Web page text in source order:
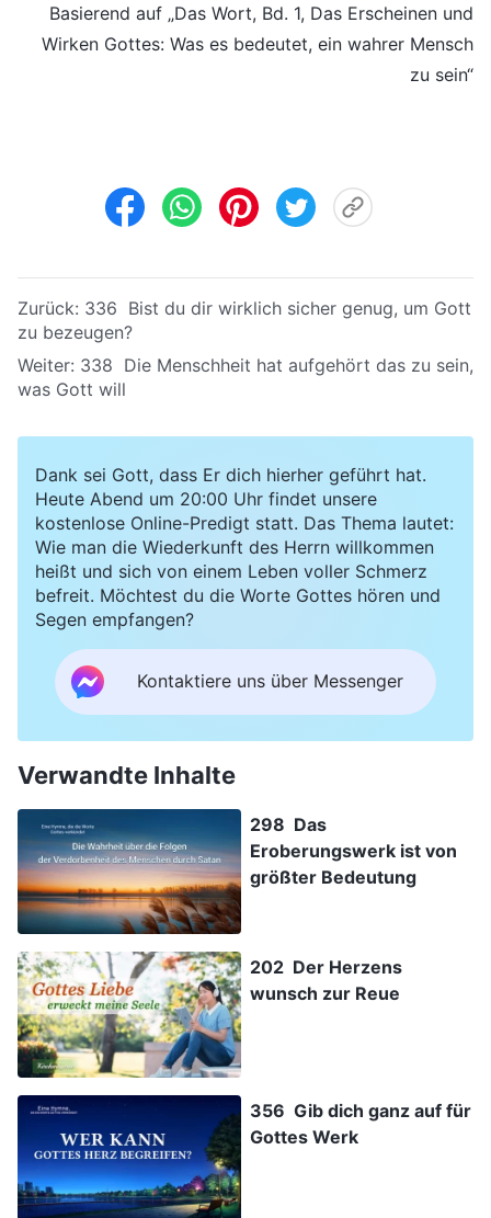
Basierend auf „Das Wort, Bd. 1, Das Erscheinen und
Wirken Gottes: Was es bedeutet, ein wahrer Mensch
zu sein“
Zurück: 336 Bist du dir wirklich sicher genug, um Gott
zu bezeugen?
Weiter: 338 Die Menschheit hat aufgehört das zu sein,
was Gott will
Dank sei Gott, dass Er dich hierher geführt hat.
Heute Abend um 20:00 Uhr findet unsere
kostenlose Online-Predigt statt. Das Thema lautet:
Wie man die Wiederkunft des Herrn willkommen
heißt und sich von einem Leben voller Schmerz
befreit. Möchtest du die Worte Gottes hören und
Segen empfangen?
Kontaktiere uns über Messenger
Verwandte Inhalte
298 Das
Eroberungswerk ist von
größter Bedeutung
202 Der Herzens
wunsch zur Reue
356 Gib dich ganz auf für
Gottes Werk